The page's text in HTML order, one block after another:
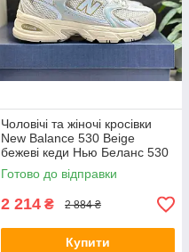
Чоловічі та жіночі кросівки
New Balance 530 Beige
бежеві кеди Нью Беланс 530
текстиль демісезон унісекс
В'єтнам
Готово до відправки
2 214 ₴ 2 884 ₴
Купити